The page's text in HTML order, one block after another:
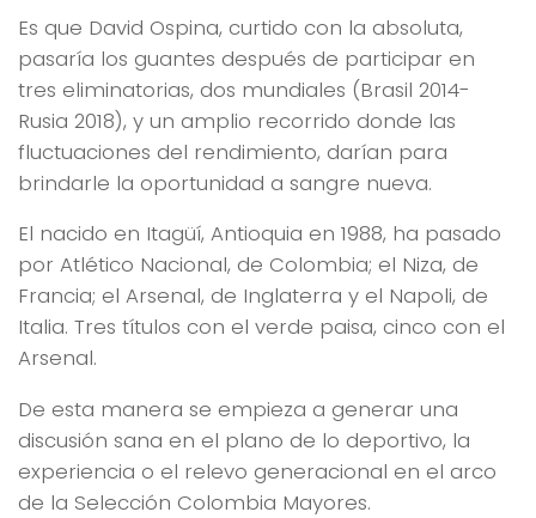
Es que David Ospina, curtido con la absoluta,
pasaría los guantes después de participar en
tres eliminatorias, dos mundiales (Brasil 2014-
Rusia 2018), y un amplio recorrido donde las
fluctuaciones del rendimiento, darían para
brindarle la oportunidad a sangre nueva.
El nacido en Itagüí, Antioquia en 1988, ha pasado
por Atlético Nacional, de Colombia; el Niza, de
Francia; el Arsenal, de Inglaterra y el Napoli, de
Italia. Tres títulos con el verde paisa, cinco con el
Arsenal.
De esta manera se empieza a generar una
discusión sana en el plano de lo deportivo, la
experiencia o el relevo generacional en el arco
de la Selección Colombia Mayores.